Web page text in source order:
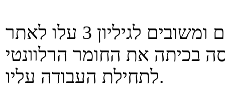
בכיתה את החומר הרלוונטי
לתחילת העבודה עליו.